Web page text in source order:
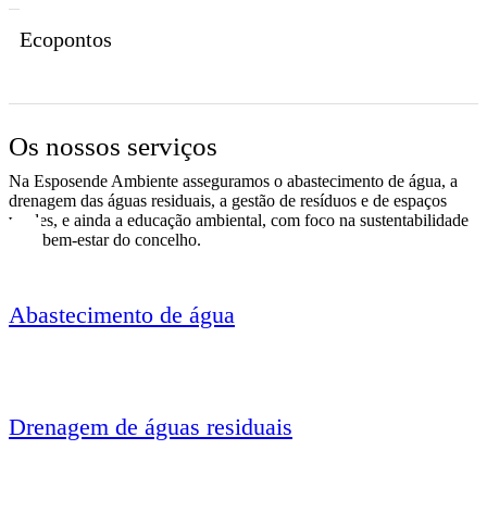
Ecopontos
Os nossos serviços
Na Esposende Ambiente asseguramos o abastecimento de água, a
drenagem das águas residuais, a gestão de resíduos e de espaços
verdes, e ainda a educação ambiental, com foco na sustentabilidade
e no bem-estar do concelho.
Abastecimento de água
Drenagem de águas residuais